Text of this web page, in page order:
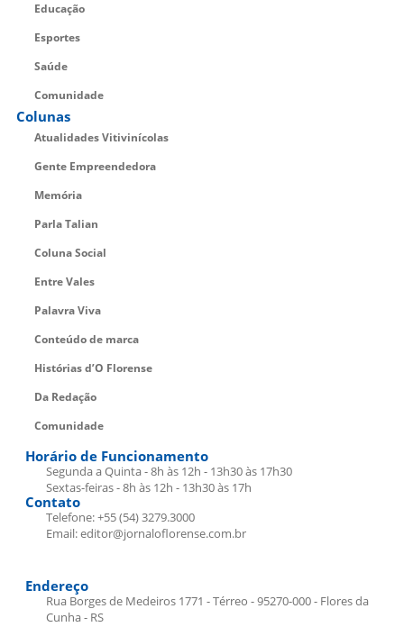
Educação
Esportes
Saúde
Comunidade
Colunas
Atualidades Vitivinícolas
Gente Empreendedora
Memória
Parla Talian
Coluna Social
Entre Vales
Palavra Viva
Conteúdo de marca
Histórias d’O Florense
Da Redação
Comunidade
Horário de Funcionamento
Segunda a Quinta - 8h às 12h - 13h30 às 17h30
Sextas-feiras - 8h às 12h - 13h30 às 17h
Contato
Telefone: +55 (54) 3279.3000
Email: editor@jornaloflorense.com.br
Endereço
Rua Borges de Medeiros 1771 - Térreo - 95270-000 - Flores da
Cunha - RS